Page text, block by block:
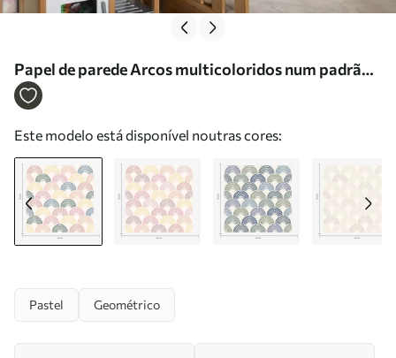
Papel de parede Arcos multicoloridos num padrão
repetitivo Nr. a01164
Este modelo está disponível noutras cores:
Pastel Geométrico